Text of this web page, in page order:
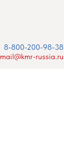
8-800-200-98-38
mail@kmr-russia.ru